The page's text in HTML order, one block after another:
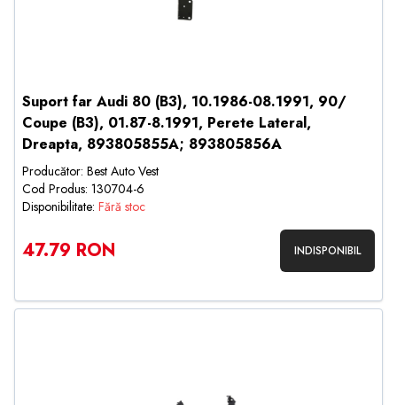
Suport far Audi 80 (B3), 10.1986-08.1991, 90/
Coupe (B3), 01.87-8.1991, Perete Lateral,
Dreapta, 893805855A; 893805856A
Producător: Best Auto Vest
Cod Produs: 130704-6
Disponibilitate: Fără stoc
47.79 RON INDISPONIBIL